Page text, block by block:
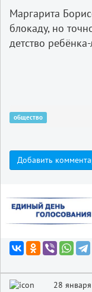
Маргарита
блокаду, но
детство
общество
Добавить
28